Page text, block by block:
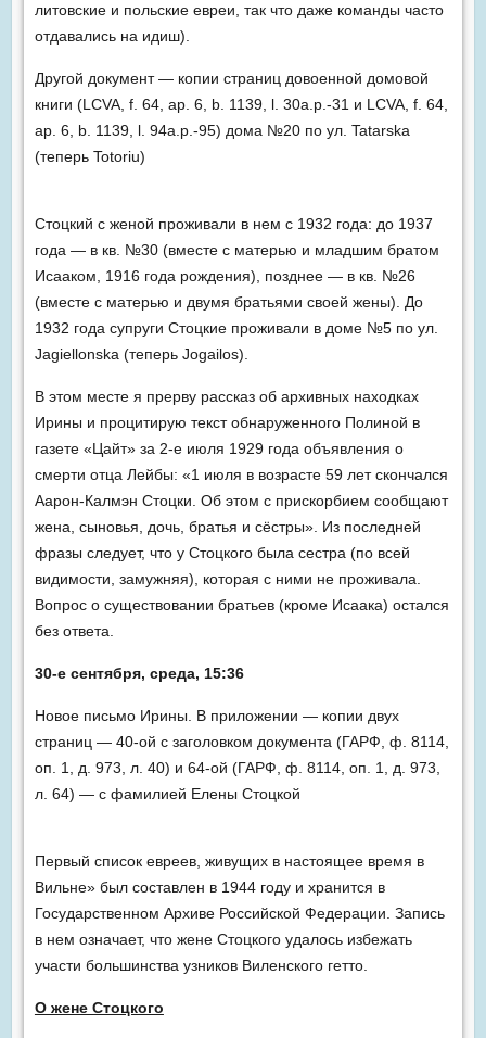
литовские и польские евреи, так что даже команды часто
отдавались на идиш).
Другой документ — копии страниц довоенной домовой
книги (LCVA, f. 64, ap. 6, b. 1139, l. 30a.p.-31 и LCVA, f. 64,
ap. 6, b. 1139, l. 94a.p.-95) дома №20 по ул. Tatarska
(теперь Totoriu)
Стоцкий с женой проживали в нем с 1932 года: до 1937
года — в кв. №30 (вместе с матерью и младшим братом
Исааком, 1916 года рождения), позднее — в кв. №26
(вместе с матерью и двумя братьями своей жены). До
1932 года супруги Стоцкие проживали в доме №5 по ул.
Jagiellonska (теперь Jogailos).
В этом месте я прерву рассказ об архивных находках
Ирины и процитирую текст обнаруженного Полиной в
газете «Цайт» за 2-е июля 1929 года объявления о
смерти отца Лейбы: «1 июля в возрасте 59 лет скончался
Аарон-Калмэн Стоцки. Об этом с прискорбием сообщают
жена, сыновья, дочь, братья и сёстры». Из последней
фразы следует, что у Стоцкого была сестра (по всей
видимости, замужняя), которая с ними не проживала.
Вопрос о существовании братьев (кроме Исаака) остался
без ответа.
30-е сентября, среда, 15:36
Новое письмо Ирины. В приложении — копии двух
страниц — 40-ой с заголовком документа (ГАРФ, ф. 8114,
оп. 1, д. 973, л. 40) и 64-ой (ГАРФ, ф. 8114, оп. 1, д. 973,
л. 64) — с фамилией Елены Стоцкой
Первый список евреев, живущих в настоящее время в
Вильне» был составлен в 1944 году и хранится в
Государственном Архиве Российской Федерации. Запись
в нем означает, что жене Стоцкого удалось избежать
участи большинства узников Виленского гетто.
О жене Стоцкого